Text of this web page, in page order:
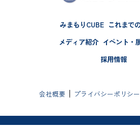
みまもりCUBE これまで
メディア紹介 イベント・
採用情報
会社概要 プライバシーポリシー